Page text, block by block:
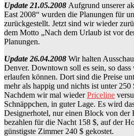
Update 21.05.2008 Aufgrund unserer
East 2008“ wurden die Planungen für
zurückgestellt. Jetzt sind wir wieder
dem Motto „Nach dem Urlaub ist vor
Planungen.
Update 26.04.2008 Wir halten
Denver. Downtown soll es sein, so
erlaufen können. Dort sind die Preise
mehr als happig und nichts ist unter
Nachdem wir mal wiederPriceline
Schnäppchen, in guter Lage. Es wird
Designerhotel, nur einen Block von der
bezahlen für die Nacht 158 $, auf der
günstigste Zimmer 240 $ gekostet.